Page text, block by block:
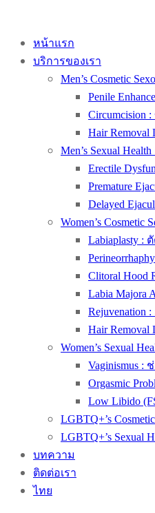
หน้าแรก
บริการของเรา
Men’s Cosmetic
Penile
Circumcision
Hair
Men’s Sexual
Erectile
Premature
Delayed
Women’s
Labiaplasty :
Clitoral
Labia Majora
Rejuvenation
Hair Removal
Women’s Sexual
Vaginismus :
Orgasmic
Low Libido
LGBTQ+’s
LGBTQ+’s Sexual
บทความ
ติดต่อเรา
ไทย